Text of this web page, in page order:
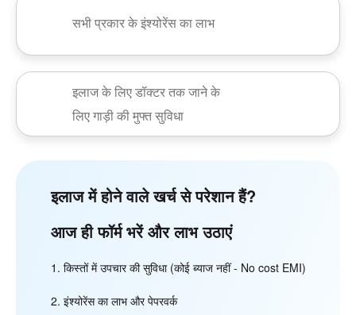
सभी प्रकार के इंश्योरेंस का लाभ
इलाज के लिए डॉक्टर तक जाने के
लिए गाड़ी की मुफ्त सुविधा
इलाज में होने वाले खर्च से परेशान हैं?
आज ही फॉर्म भरें और लाभ उठाएं
किस्तों में उपचार की सुविधा (कोई ब्याज नहीं - No cost EMI)
इंश्योरेंस का लाभ और पेपरवर्क